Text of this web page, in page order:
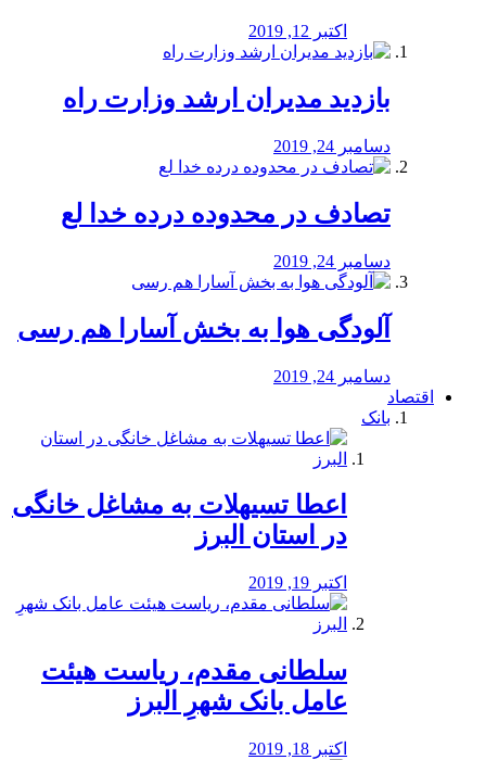
اکتبر 12, 2019
بازدید مدیران ارشد وزارت راه
دسامبر 24, 2019
تصادف در محدوده درده خدا لع
دسامبر 24, 2019
آلودگی هوا به بخش آسارا هم رسی
دسامبر 24, 2019
اقتصاد
بانک
️اعطا تسیهلات به مشاغل خانگی
در استان البرز
اکتبر 19, 2019
سلطانی مقدم، ریاست هیئت
عامل بانک شهرِ البرز
اکتبر 18, 2019